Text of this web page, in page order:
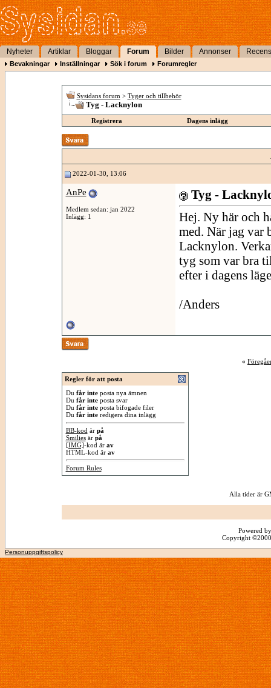
Nyheter Artiklar Bloggar Forum Bilder Annonser
Bevakningar Inställningar Sök i forum Forumregler
Sysidans forum > Tyger och tillbehör
Tyg - Lacknylon
Registrera Dagens inlägg
2022-01-30, 13:06
AnPe
Medlem sedan: jan 2022
Inlägg: 1
Tyg -
Hej. Ny här och
med. När jag var
Lacknylon.
tyg som var bra
efter i dagens
/Anders
«
Regler för att posta
Du får inteposta nya ämnen
Du får inteposta svar
Du får inteposta bifogade filer
Du får interedigera dina inlägg
BB-kod är på
Smiliesär på
[IMG]-kod är av
HTML-kod är av
Forum Rules
Alla tider är
Powered
Copyright
Personuppgiftspolicy